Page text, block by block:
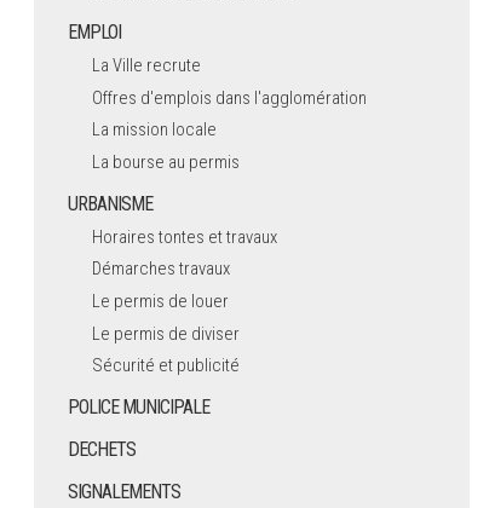
EMPLOI
La Ville recrute
Offres d'emplois dans l'agglomération
La mission locale
La bourse au permis
URBANISME
Horaires tontes et travaux
Démarches travaux
Le permis de louer
Le permis de diviser
Sécurité et publicité
POLICE MUNICIPALE
DECHETS
SIGNALEMENTS